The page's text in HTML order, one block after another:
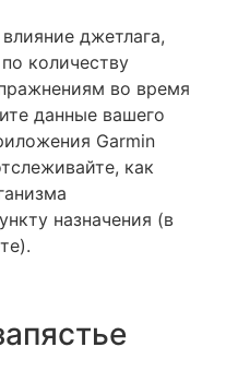
джетлага,
количеству
во время
данные вашего
Garmin
как
назначения (в